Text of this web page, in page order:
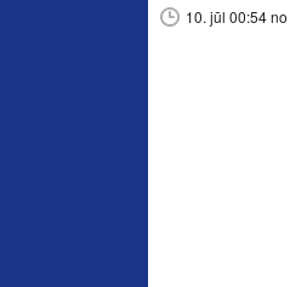
10. jūl 00:54